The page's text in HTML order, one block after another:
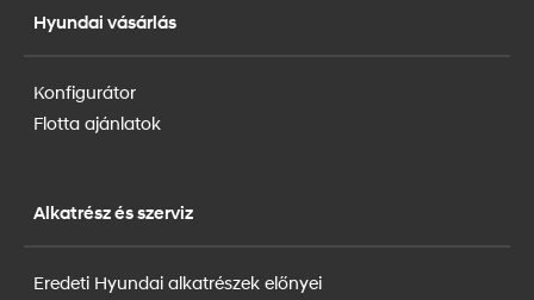
Hyundai vásárlás
Konfigurátor
Flotta ajánlatok
Alkatrész és szerviz
Eredeti Hyundai alkatrészek előnyei